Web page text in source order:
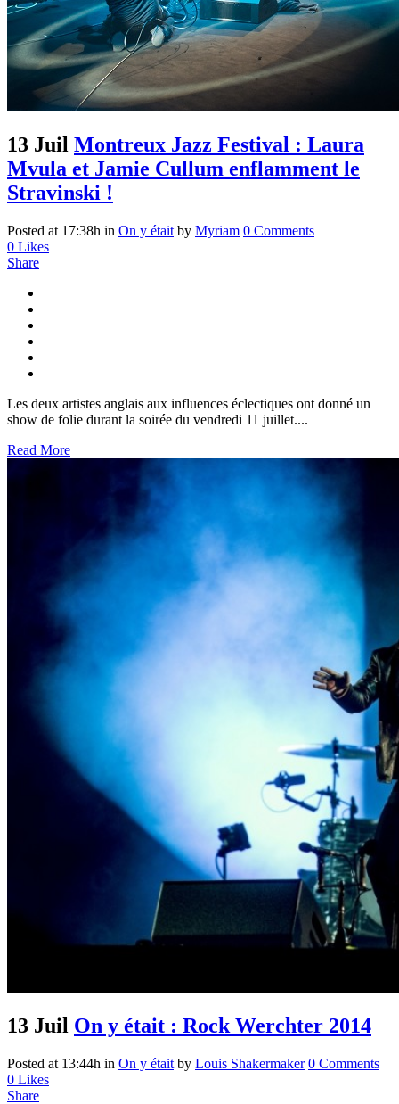
13 Juil Montreux Jazz Festival : Laura
Mvula et Jamie Cullum enflamment le
Stravinski !
Posted at 17:38h in On y était by Myriam 0 Comments
0 Likes
Share
Les deux artistes anglais aux influences éclectiques ont donné un
show de folie durant la soirée du vendredi 11 juillet....
Read More
13 Juil On y était : Rock Werchter 2014
Posted at 13:44h in On y était by Louis Shakermaker 0 Comments
0 Likes
Share